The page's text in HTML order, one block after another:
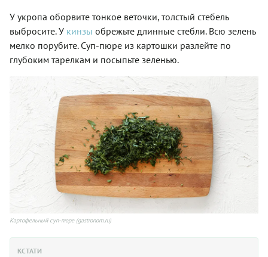
У укропа оборвите тонкое веточки, толстый стебель
выбросите. У кинзы обрежьте длинные стебли. Всю зелень
мелко порубите. Суп-пюре из картошки разлейте по
глубоким тарелкам и посыпьте зеленью.
Картофельный суп-пюре (gastronom.ru)
КСТАТИ